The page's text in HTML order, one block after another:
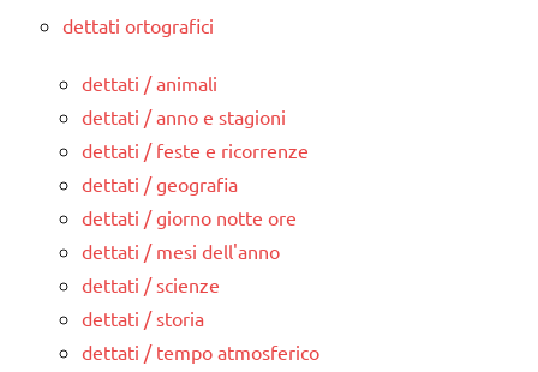
dettati ortografici
dettati / animali
dettati / anno e stagioni
dettati / feste e ricorrenze
dettati / geografia
dettati / giorno notte ore
dettati / mesi dell'anno
dettati / scienze
dettati / storia
dettati / tempo atmosferico